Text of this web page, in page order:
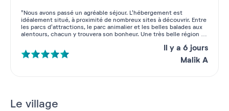
"Nous avons passé un agréable séjour. L'hébergement est
idéalement situé, à proximité de nombreux sites à découvrir. Entre
les parcs d'attractions, le parc animalier et les belles balades aux
alentours, chacun y trouvera son bonheur. Une très belle région à
Il y a 6 jours
malik A
Le village